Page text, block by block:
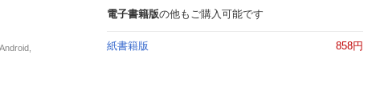
電子書籍版の他もご購入可能です
紙書籍版 858円